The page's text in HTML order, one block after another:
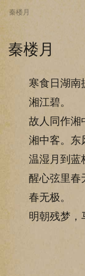
秦楼月
寒食日湖南
湘江碧。
故人同作湘中
湘中客。东风
温湿月到蓝
醒心弦里春
春无极。
明朝残梦，马
秦楼月